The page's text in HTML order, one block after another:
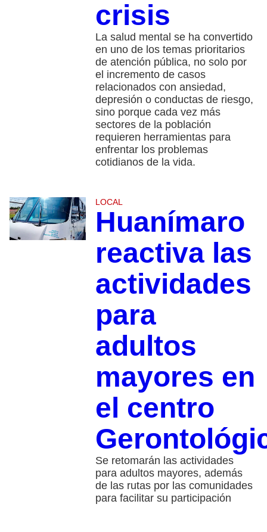
crisis
La salud mental se ha convertido
en uno de los temas prioritarios
de atención pública, no solo por
el incremento de casos
relacionados con ansiedad,
depresión o conductas de riesgo,
sino porque cada vez más
sectores de la población
requieren herramientas para
enfrentar los problemas
cotidianos de la vida.
LOCAL
Huanímaro
reactiva las
actividades
para
adultos
mayores en
el centro
Se retomarán las actividades
para adultos mayores, además
de las rutas por las comunidades
para facilitar su participación